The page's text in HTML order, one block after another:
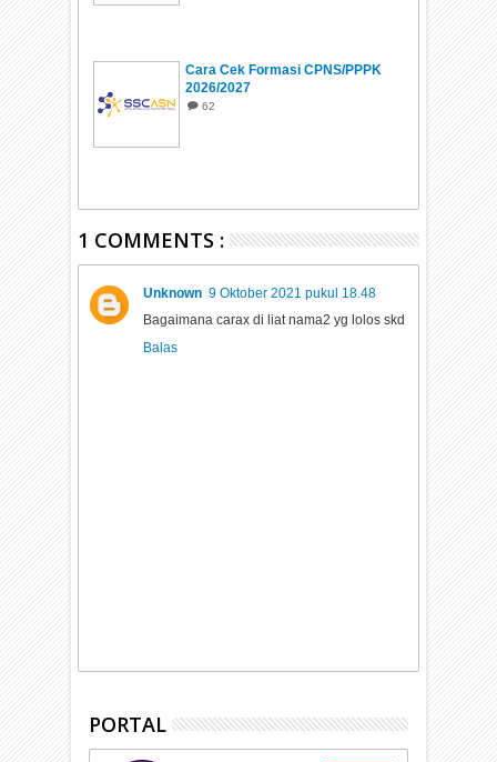
Cara Cek Formasi CPNS/PPPK
2026/2027
62
1 COMMENTS :
Unknown 9 Oktober 2021 pukul 18.48
Bagaimana carax di liat nama2 yg lolos skd
Balas
PORTAL